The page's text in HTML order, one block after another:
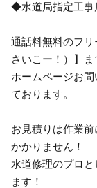
◆水道局指定工事
通話料無料のフリ
さいこー！）】
ホームページお
ております。
お見積りは作業
かかりません！
水道修理のプロ
ます！